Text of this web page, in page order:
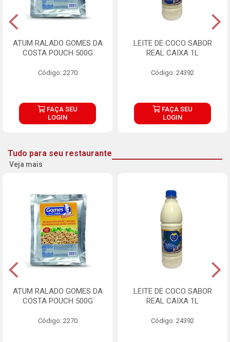
ATUM RALADO GOMES DA
COSTA POUCH 500G
Código: 2270
FAÇA SEU
LOGIN
LEITE DE COCO SABOR
REAL CAIXA 1L
Código: 24392
FAÇA SEU
LOGIN
Tudo para seu restaurante
Veja mais
ATUM RALADO GOMES DA
COSTA POUCH 500G
Código: 2270
LEITE DE COCO SABOR
REAL CAIXA 1L
Código: 24392